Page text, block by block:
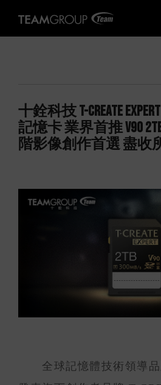
十銓科技 T-CREATE EXPERT
記憶卡 業界首推 V90
階影像創作首選 盡收
全球記憶體技術領導品